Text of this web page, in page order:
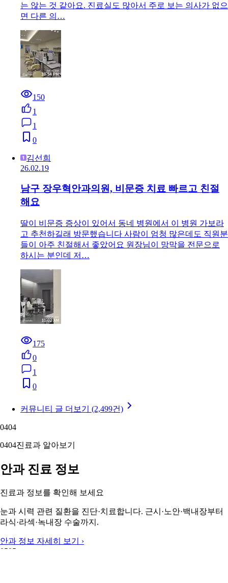
는 않는 것 같아요. 진료실도 많아서 주로 보는 의사가 없으
면 다른 의…
150
1
1
0
김선희
26.02.19
남구 장우혁안과의원, 비문증 치료 빠르고 친절
해요
딸이 비문증 증상이 있어서 동네 병원에서 이 병원 가보라
고 추천하길래 방문했습니다 사람이 엄청 많은데도 직원분
들이 아주 친절해서 좋았어요 원장님이 망막을 전문으로
하시는 분인데 저…
175
0
1
0
커뮤니티 글 더보기 (2,499건)
0404
0404진료과 알아보기
안과 진료 정보
진료과 정보를 확인해 보세요
눈과 시력 관련 질환을 진단·치료합니다. 근시·노안·백내장부터
라식·라섹·녹내장 수술까지.
안과 정보 자세히 보기 ›
0505